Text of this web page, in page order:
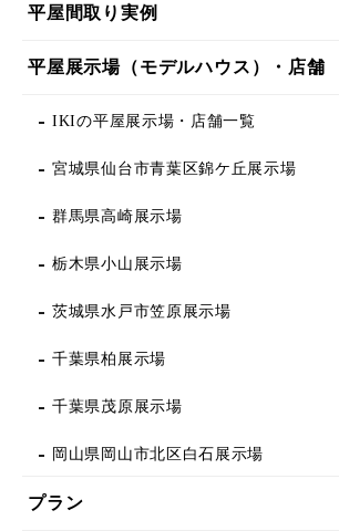
平屋間取り実例
平屋展示場（モデルハウス）・店舗
IKIの平屋展示場・店舗一覧
宮城県仙台市青葉区錦ケ丘展示場
群馬県高崎展示場
栃木県小山展示場
茨城県水戸市笠原展示場
千葉県柏展示場
千葉県茂原展示場
岡山県岡山市北区白石展示場
プラン